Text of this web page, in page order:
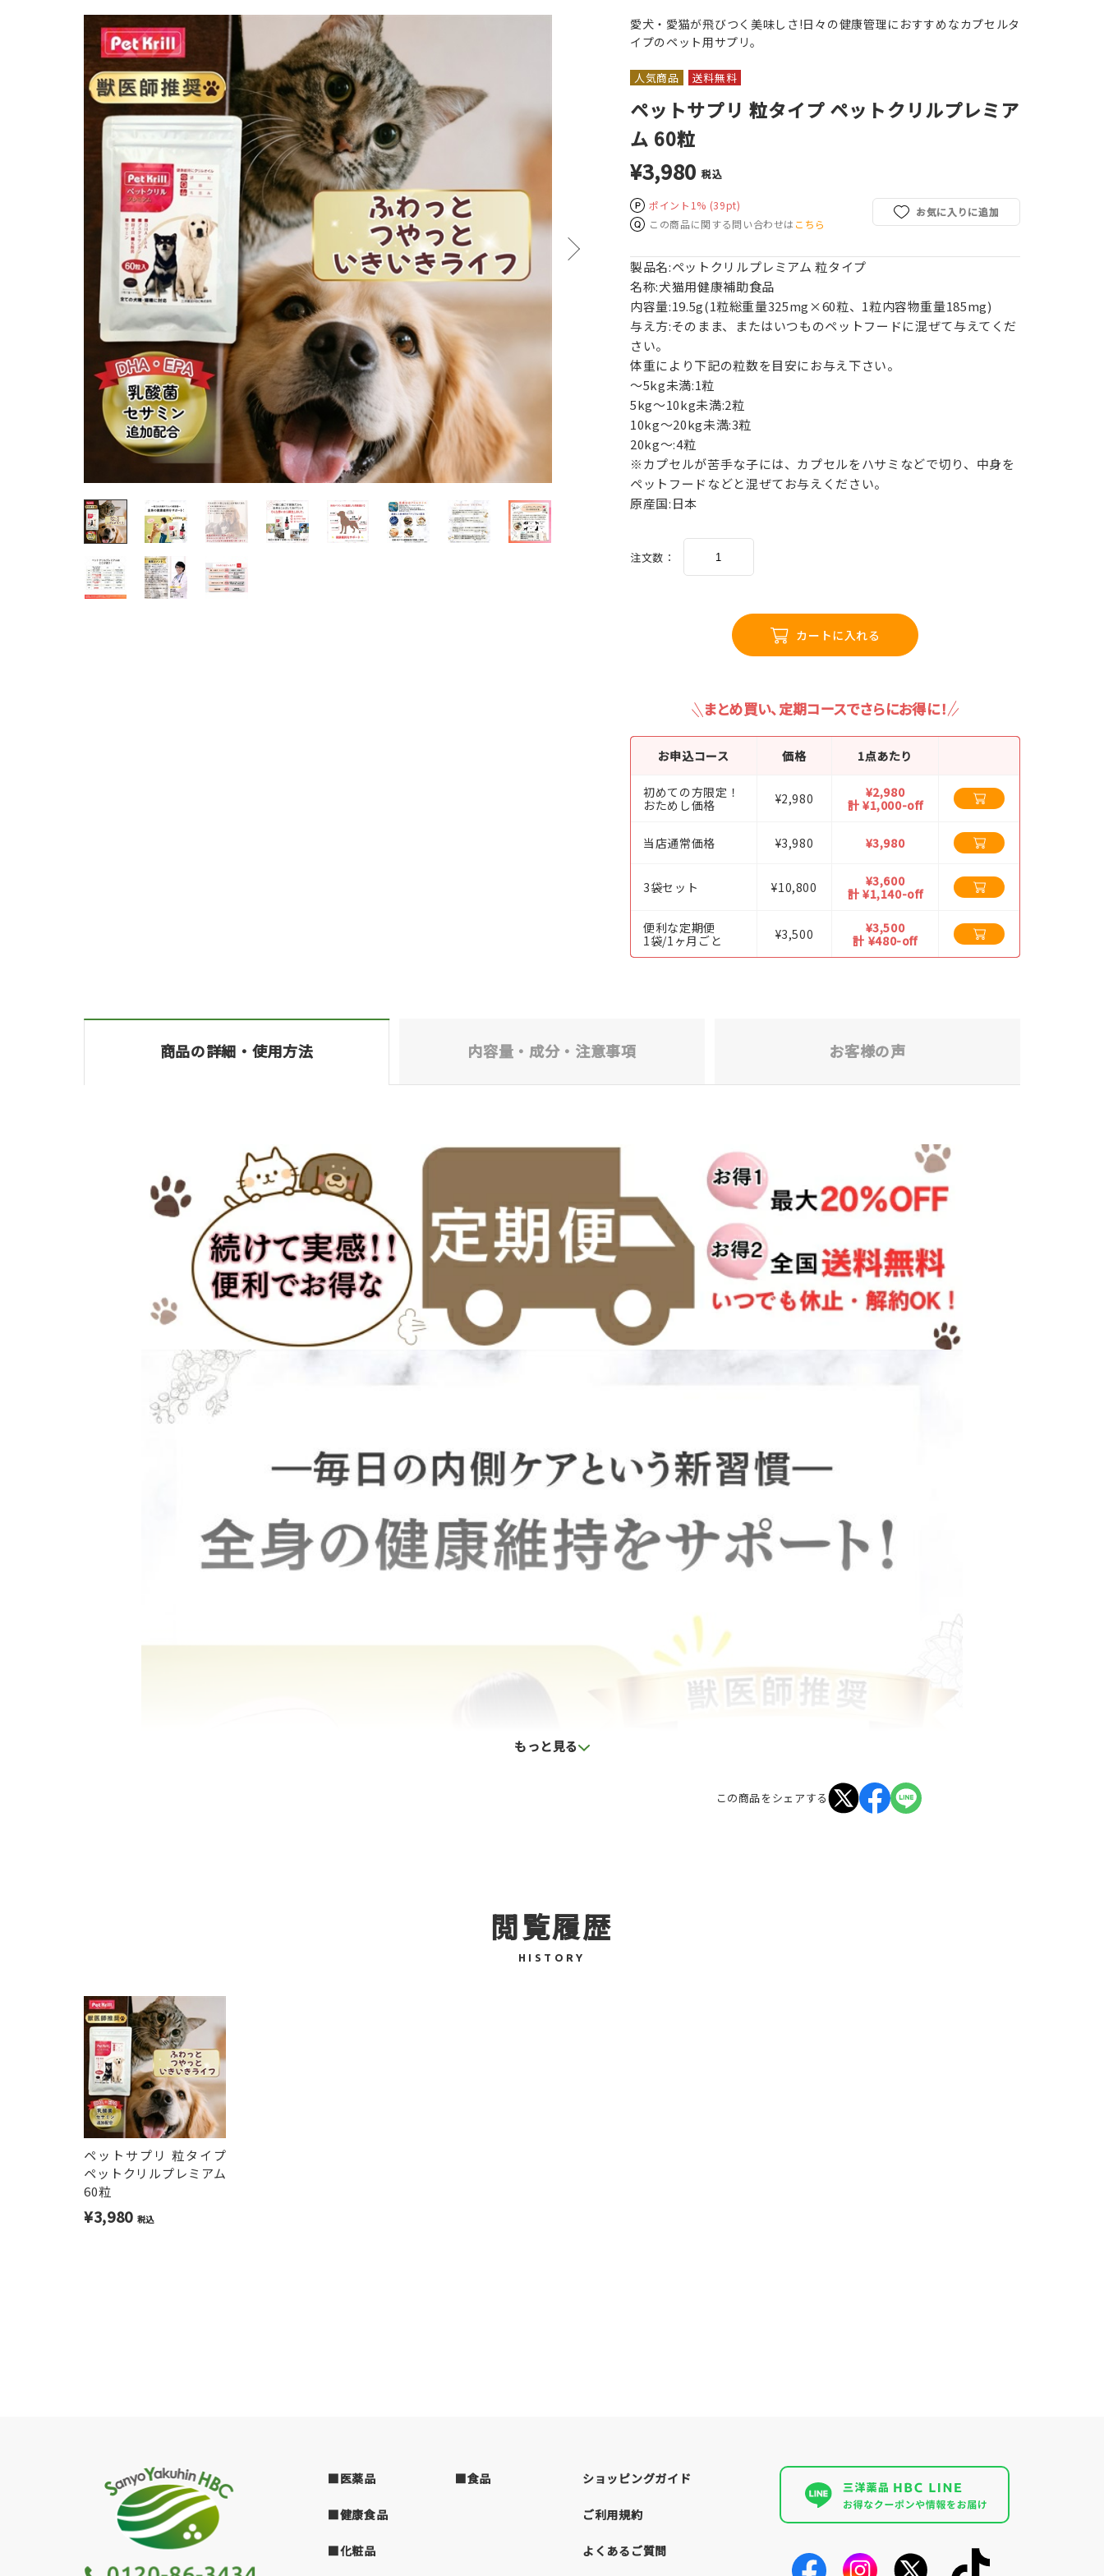
愛犬・愛猫が飛びつく美味しさ!日々の健康管理におすすめなカプセルタ
イプのペット用サプリ。
人気商品 送料無料
ペットサプリ 粒タイプ ペットクリルプレミア
ム 60粒
¥3,980 税込
ポイント1% (39pt)
この商品に関する問い合わせは こちら
お気に入りに追加
製品名:ペットクリルプレミアム 粒タイプ
名称:犬猫用健康補助食品
内容量:19.5g(1粒総重量325mg×60粒、1粒内容物重量185mg)
与え方:そのまま、またはいつものペットフードに混ぜて与えてくだ
さい。
体重により下記の粒数を目安にお与え下さい。
～5kg未満:1粒
5kg～10kg未満:2粒
10kg～20kg未満:3粒
20kg～:4粒
※カプセルが苦手な子には、カプセルをハサミなどで切り、中身を
ペットフードなどと混ぜてお与えください。
原産国:日本
注文数：
カートに入れる
まとめ買い、定期コースでさらにお得に！
お申込コース 価格 1点あたり
初めての方限定！
おためし価格
¥2,980
¥2,980
計 ¥1,000-off
当店通常価格 ¥3,980 ¥3,980
3袋セット ¥10,800
¥3,600
計 ¥1,140-off
便利な定期便
1袋/1ヶ月ごと
¥3,500
¥3,500
計 ¥480-off
商品の詳細・ 使用方法 内容量・成分・ 注意事項 お客様の声
もっと見る
この商品をシェアする
閲覧履歴
HISTORY
ペットサプリ 粒タイプ
ペットクリルプレミアム
60粒
¥3,980 税込
■医薬品
■健康食品
■化粧品
■食品 ショッピングガイド
ご利用規約
よくあるご質問